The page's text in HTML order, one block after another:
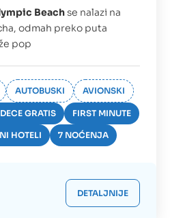
Beachse nalazi na
odmah preko puta
pop
AUTOBUSKI AVIONSKI
GRATIS FIRST MINUTE
HOTELI 7 NOĆENJA
DETALJNIJE